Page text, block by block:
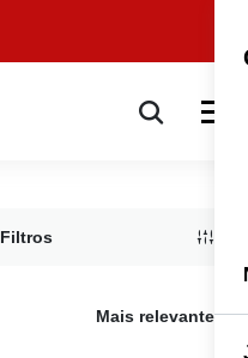
Filtros
Mais relevante